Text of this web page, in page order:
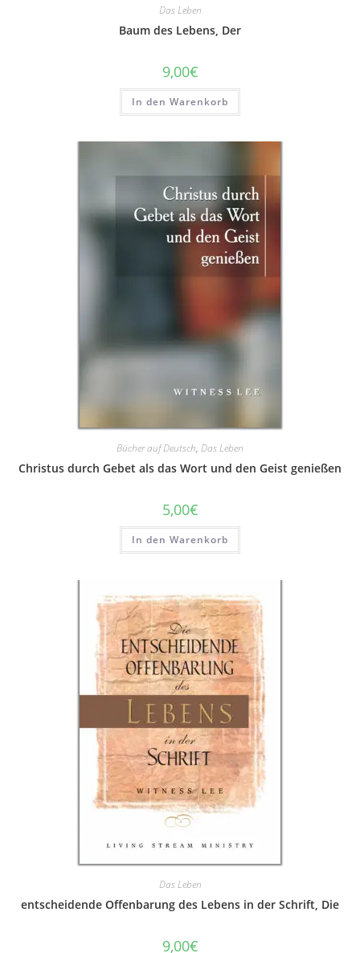
Das Leben
Baum des Lebens, Der
9,00€
In den Warenkorb
Bücher auf Deutsch, Das Leben
Christus durch Gebet als das Wort und den Geist genießen
5,00€
In den Warenkorb
Das Leben
entscheidende Offenbarung des Lebens in der Schrift, Die
9,00€